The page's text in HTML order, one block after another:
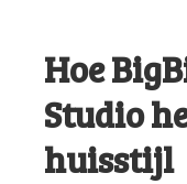
Hoe
Studio
huisstijl